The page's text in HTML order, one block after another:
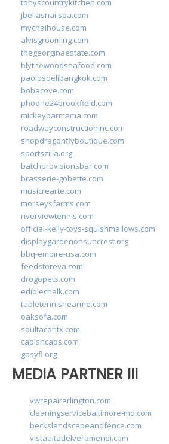
jbellasnailspa.com
mychaihouse.com
alvisgrooming.com
thegeorginaestate.com
blythewoodseafood.com
paolosdelibangkok.com
bobacove.com
phoone24brookfield.com
mickeybarmama.com
roadwayconstructioninc.com
shopdragonflyboutique.com
sportszilla.org
batchprovisionsbar.com
brasserie-gobette.com
musicrearte.com
morseysfarms.com
riverviewtennis.com
official-kelly-toys-squishmallows.com
displaygardenonsuncrest.org
bbq-empire-usa.com
feedstoreva.com
drogopets.com
ediblechalk.com
tabletennisnearme.com
oaksofa.com
soultacohtx.com
capishcaps.com
gpsyfl.org
MEDIA PARTNER III
vwrepairarlington.com
cleaningservicebaltimore-md.com
beckslandscapeandfence.com
vistaaltadelveramendi.com